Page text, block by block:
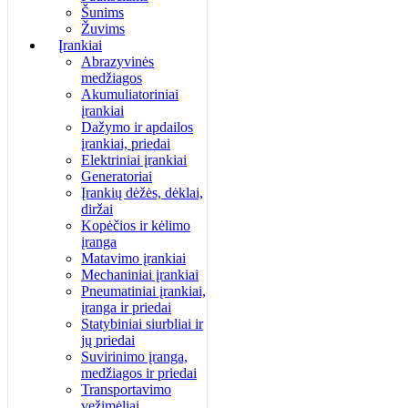
Šunims
Žuvims
Įrankiai
Abrazyvinės
medžiagos
Akumuliatoriniai
įrankiai
Dažymo ir apdailos
įrankiai, priedai
Elektriniai įrankiai
Generatoriai
Įrankių dėžės, dėklai,
diržai
Kopėčios ir kėlimo
įranga
Matavimo įrankiai
Mechaniniai įrankiai
Pneumatiniai įrankiai,
įranga ir priedai
Statybiniai siurbliai ir
jų priedai
Suvirinimo įranga,
medžiagos ir priedai
Transportavimo